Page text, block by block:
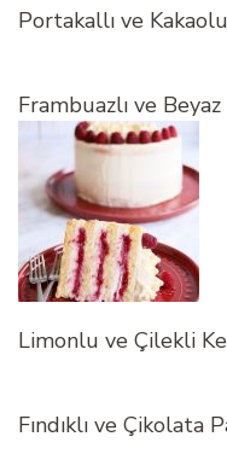
Portakallı ve
Frambuazlı ve
Limonlu ve Çilekli
Fındıklı ve Çikolata